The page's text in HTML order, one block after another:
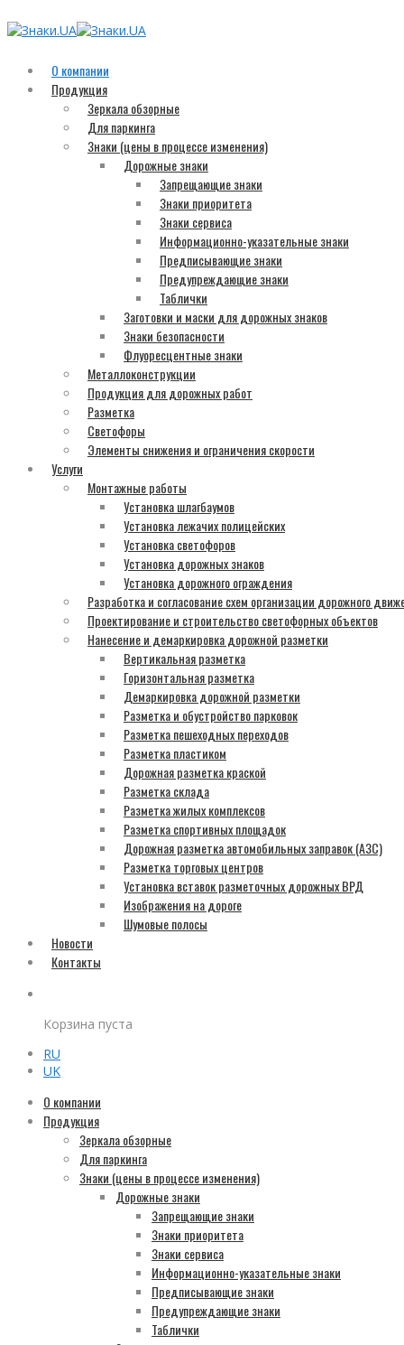
О компании
Продукция
Зеркала обзорные
Для паркинга
Знаки (цены в процессе изменения)
Дорожные знаки
Запрещающие знаки
Знаки приоритета
Знаки сервиса
Информационно-указательные знаки
Предписывающие знаки
Предупреждающие знаки
Таблички
Заготовки и маски для дорожных знаков
Знаки безопасности
Флуоресцентные знаки
Металлоконструкции
Продукция для дорожных работ
Разметка
Светофоры
Элементы снижения и ограничения скорости
Услуги
Монтажные работы
Установка шлагбаумов
Установка лежачих полицейских
Установка светофоров
Установка дорожных знаков
Установка дорожного ограждения
Разработка и согласование схем организации дорожного
Проектирование и строительство светофорных объектов
Нанесение и демаркировка дорожной разметки
Вертикальная разметка
Горизонтальная разметка
Демаркировка дорожной разметки
Разметка и обустройство парковок
Разметка пешеходных переходов
Разметка пластиком
Дорожная разметка краской
Разметка склада
Разметка жилых комплексов
Разметка спортивных площадок
Дорожная разметка автомобильных заправок (АЗС)
Разметка торговых центров
Установка вставок разметочных дорожных ВРД
Изображения на дороге
Шумовые полосы
Новости
Контакты
Корзина пуста
RU
UK
О компании
Продукция
Зеркала обзорные
Для паркинга
Знаки (цены в процессе изменения)
Дорожные знаки
Запрещающие знаки
Знаки приоритета
Знаки сервиса
Информационно-указательные знаки
Предписывающие знаки
Предупреждающие знаки
Таблички